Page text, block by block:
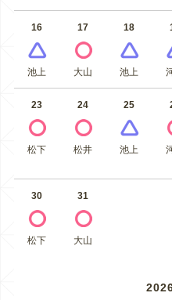
16
池上
17
大山
18
池上
23
松下
24
松井
25
池上
30
松下
31
大山